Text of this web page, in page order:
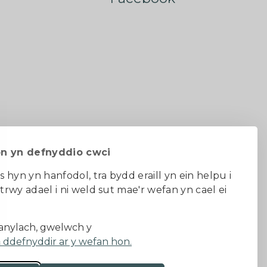
yn defnyddio cwci
hyn yn hanfodol, tra bydd eraill yn ein helpu i
adael i ni weld sut mae'r wefan yn cael ei
gwelwch y
ddefnyddir ar y wefan hon.
ac amodau